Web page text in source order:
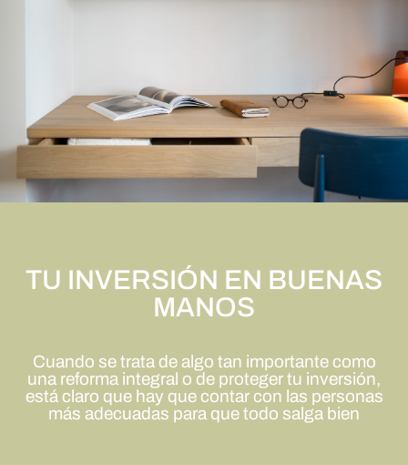
TU INVERSIÓN EN BUENAS
MANOS
Cuando se trata de algo tan importante como
una reforma integral o de proteger tu inversión,
está claro que hay que contar con las personas
más adecuadas para que todo salga bien